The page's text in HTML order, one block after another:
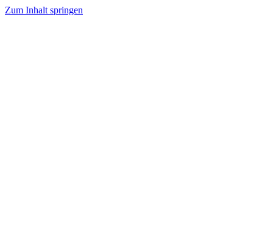
Zum Inhalt springen